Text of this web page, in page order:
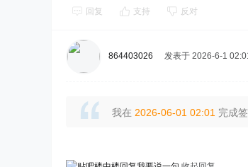
回复 支持 反对
864403026 发表于 2026-6-1
我在 2026-06-01 02:01 完成